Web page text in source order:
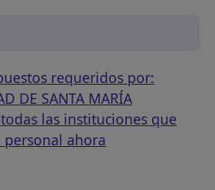
requeridos por:
DE SANTA MARÍA
las instituciones que
personal ahora